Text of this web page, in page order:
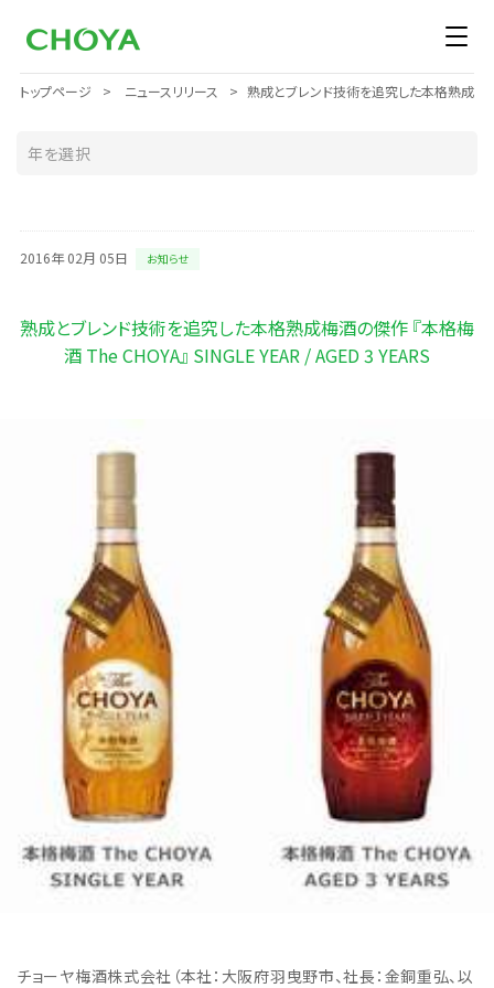
トップページ ニュースリリース 熟成とブレンド技術を追究した本格熟成梅
2016年 02月 05日 お知らせ
熟成とブレンド技術を追究した本格熟成梅酒の傑作 『本格梅
酒 The CHOYA』 SINGLE YEAR / AGED 3 YEARS
チョーヤ梅酒株式会社（本社：大阪府羽曳野市、社長：金銅重弘、以